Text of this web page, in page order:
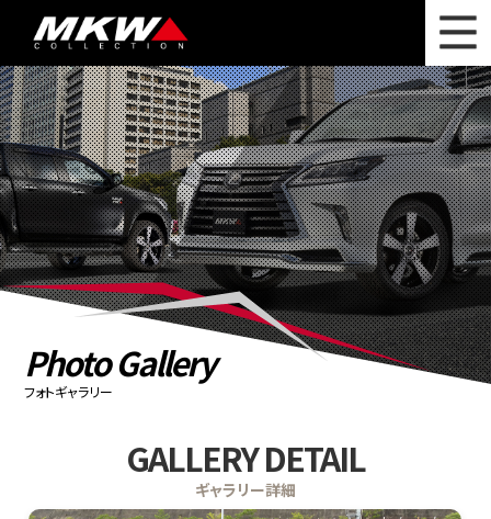
WHAT'S NEW ニュース
WHEEL LINEUP ホイールラインナップ
OTHER PRODUCT 関連製品
PHOTO GALLERY フォトギャラリー
カタログ請求
PRIVACY POLICY 個人情報保護方針
Photo Gallery
フォトギャラリー
GALLERY DETAIL
ギャラリー詳細